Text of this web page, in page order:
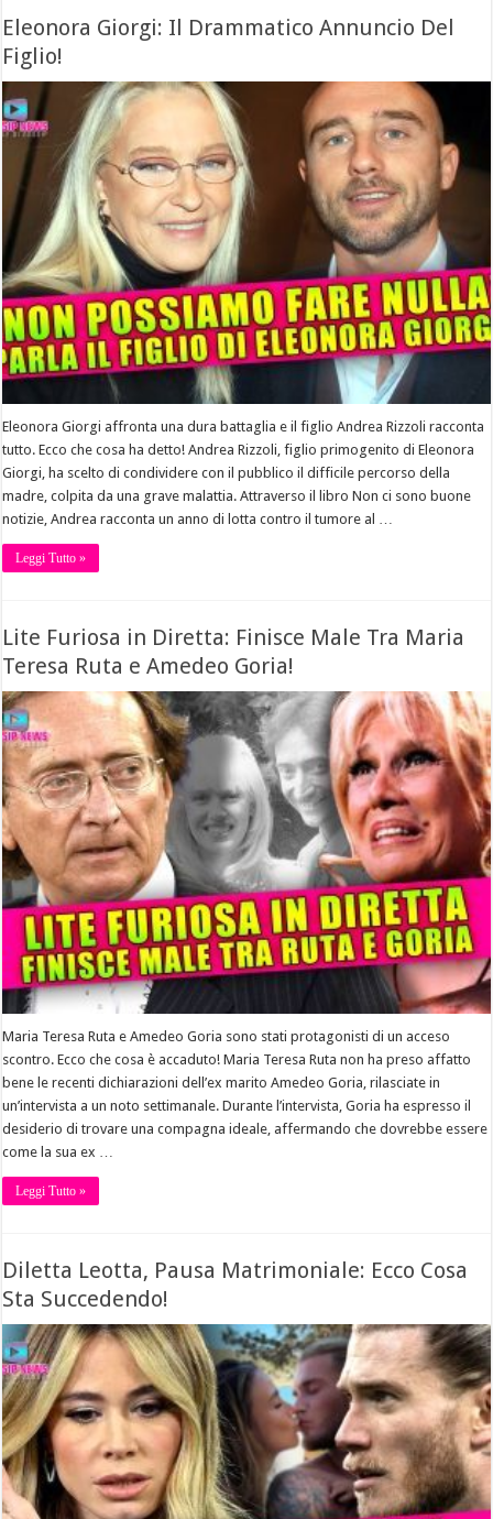
Eleonora Giorgi: Il Drammatico Annuncio Del
Figlio!
Eleonora Giorgi affronta una dura battaglia e il figlio Andrea Rizzoli racconta
tutto. Ecco che cosa ha detto! Andrea Rizzoli, figlio primogenito di Eleonora
Giorgi, ha scelto di condividere con il pubblico il difficile percorso della
madre, colpita da una grave malattia. Attraverso il libro Non ci sono buone
notizie, Andrea racconta un anno di lotta contro il tumore al …
Leggi Tutto »
Lite Furiosa in Diretta: Finisce Male Tra Maria
Teresa Ruta e Amedeo Goria!
Maria Teresa Ruta e Amedeo Goria sono stati protagonisti di un acceso
scontro. Ecco che cosa è accaduto! Maria Teresa Ruta non ha preso affatto
bene le recenti dichiarazioni dell’ex marito Amedeo Goria, rilasciate in
un’intervista a un noto settimanale. Durante l’intervista, Goria ha espresso il
desiderio di trovare una compagna ideale, affermando che dovrebbe essere
come la sua ex …
Leggi Tutto »
Diletta Leotta, Pausa Matrimoniale: Ecco Cosa
Sta Succedendo!